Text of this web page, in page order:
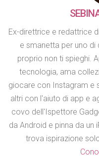
Ex-direttrice e redattrice
e smanetta per uno di
proprio non ti spieghi.
tecnologia, ama
giocare con Instagram e
altri con l'aiuto di app e
covo dell'Ispettore
da Android e pinna da un
trova ispirazione